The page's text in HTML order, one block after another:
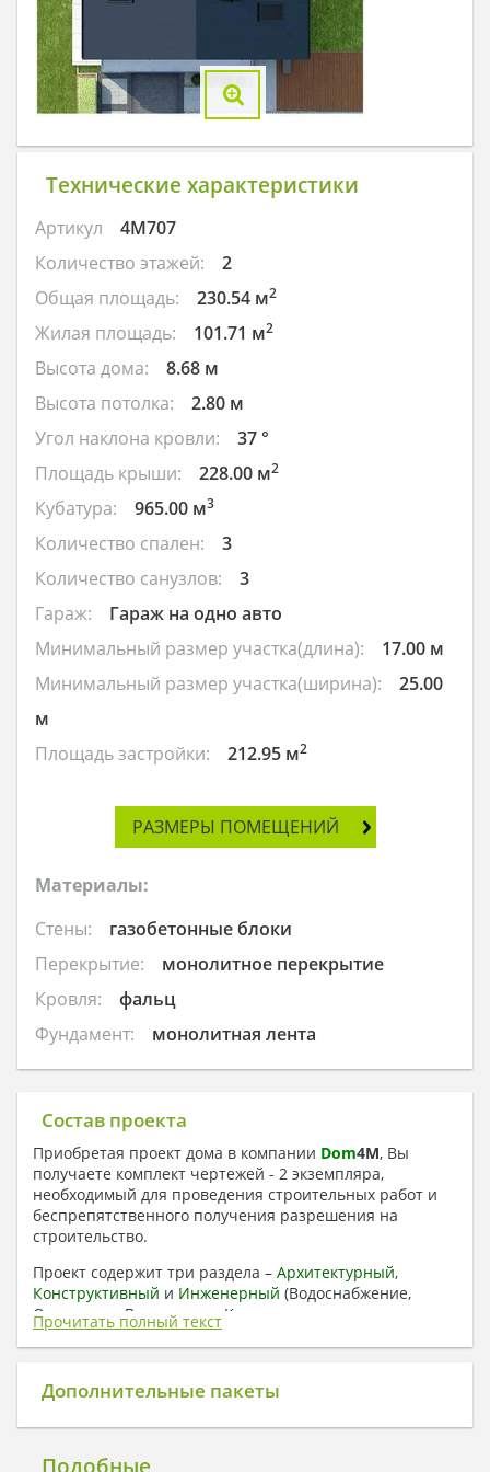
Технические характеристики
Артикул
4M707
Количество этажей:
2
Общая площадь:
230.54 м2
Жилая площадь: 101.71 м2
Высота дома:
8.68 м
Высота потолка:
2.80 м
Угол наклона кровли:
37 °
Площадь крыши:
228.00 м2
Кубатура: 965.00 м3
Количество спален:
3
Количество санузлов:
3
Гараж:
Гараж на одно авто
Минимальный размер участка(длина):
17.00 м
Минимальный размер участка(ширина):
25.00
м
Площадь застройки:
212.95 м2
РАЗМЕРЫ ПОМЕЩЕНИЙ
Материалы:
Стены:
газобетонные блоки
Перекрытие:
монолитное перекрытие
Кровля:
фальц
Фундамент:
монолитная лента
Состав проекта
Приобретая проект дома в компании Dom4M, Вы
получаете комплект чертежей - 2 экземпляра,
необходимый для проведения строительных работ и
беспрепятственного получения разрешения на
строительство.
Проект содержит три раздела – Архитектурный,
Конструктивный и Инженерный (Водоснабжение,
Отопление, Вентиляция, Канализация,
Электроснабжение) + Пояснительная записка
План координационных осей
Прочитать полный текст
Дополнительные пакеты
Подобные